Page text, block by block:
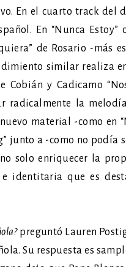
En el cuarto track del
En “Nunca
de Rosario -más
similar realiza
y Cadicamo
radicalmente la
material -como en
junto a -como no
solo enriquecer la
e identitaria que es
preguntó Lauren
Su respuesta es